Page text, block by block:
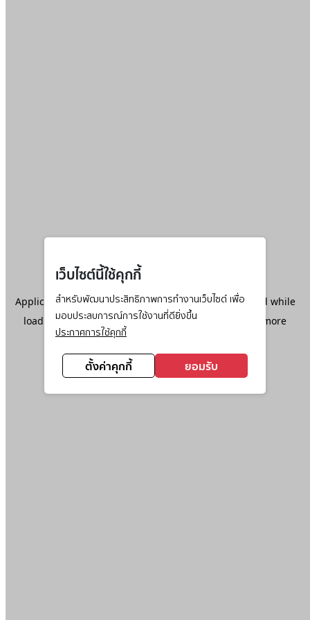
เว็บไซต์นี้ใช้คุกกี้
สำหรับพัฒนาประสิทธิภาพการทำงานเว็บไซต์ เพื่อ
มอบประสบการณ์การใช้งานที่ดียิ่งขึ้น
ประกาศการใช้คุกกี้
ตั้งค่าคุกกี้ ยอมรับ
Application error: aclient-side exception has occurred while
loadingwww.ktc.co.th(see the browser console
for more
information).